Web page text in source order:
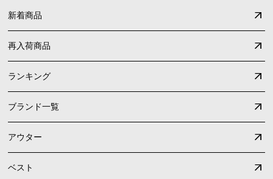
新着商品
再入荷商品
ランキング
ブランド一覧
アウター
ベスト